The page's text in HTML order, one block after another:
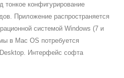
тонкое конфигурирование
Приложение распространяется
системой Windows (7 и
в Mac OS потребуется
Интерфейс софта